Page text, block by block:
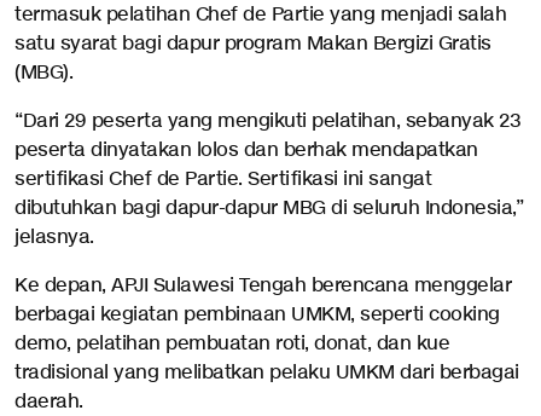
termasuk pelatihan Chef de Partie yang menjadi salah
satu syarat bagi dapur program Makan Bergizi Gratis
(MBG).
“Dari 29 peserta yang mengikuti pelatihan, sebanyak 23
peserta dinyatakan lolos dan berhak mendapatkan
sertifikasi Chef de Partie. Sertifikasi ini sangat
dibutuhkan bagi dapur-dapur MBG di seluruh Indonesia,”
jelasnya.
Ke depan, APJI Sulawesi Tengah berencana menggelar
berbagai kegiatan pembinaan UMKM, seperti cooking
demo, pelatihan pembuatan roti, donat, dan kue
tradisional yang melibatkan pelaku UMKM dari berbagai
daerah.